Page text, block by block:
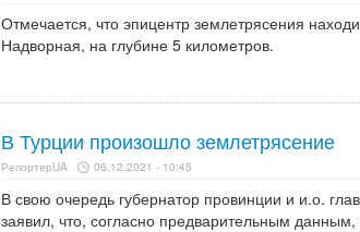
Отмечается, что эпицентр землетрясения
Надворная, на глубине 5 километров.
В Турции произошло землетрясение
РепортерUA 06.12.2021 - 10:45
В свою очередь губернатор провинции и и.о.
заявил, что, согласно предварительным